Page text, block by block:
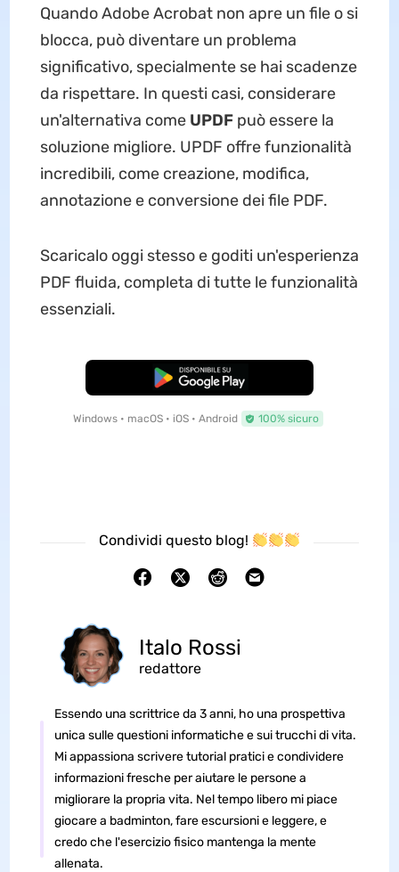
Quando Adobe Acrobat non apre un file o si
blocca, può diventare un problema
significativo, specialmente se hai scadenze
da rispettare. In questi casi, considerare
un'alternativa come UPDFpuò essere la
soluzione migliore. UPDF offre funzionalità
incredibili, come creazione, modifica,
annotazione e conversione dei file PDF.
Scaricalo oggi stesso e goditi un'esperienza
PDF fluida, completa di tutte le funzionalità
essenziali.
Download Gratis
Windows • macOS • iOS • Android 100% sicuro
Condividi questo blog!
Italo Rossi
redattore
Essendo una scrittrice da 3 anni, ho una prospettiva
unica sulle questioni informatiche e sui trucchi di vita.
Mi appassiona scrivere tutorial pratici e condividere
informazioni fresche per aiutare le persone a
migliorare la propria vita. Nel tempo libero mi piace
giocare a badminton, fare escursioni e leggere, e
credo che l'esercizio fisico mantenga la mente
allenata.